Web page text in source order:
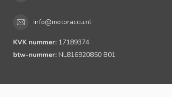
info@motoraccu.nl
KVK nummer: 17189374
btw-nummer: NL816920850 B01